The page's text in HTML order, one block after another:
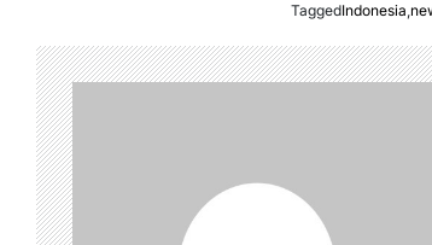
TaggedIndonesia,